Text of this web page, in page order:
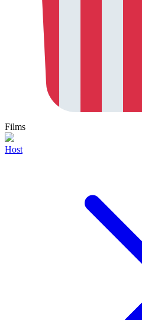
Films
Host